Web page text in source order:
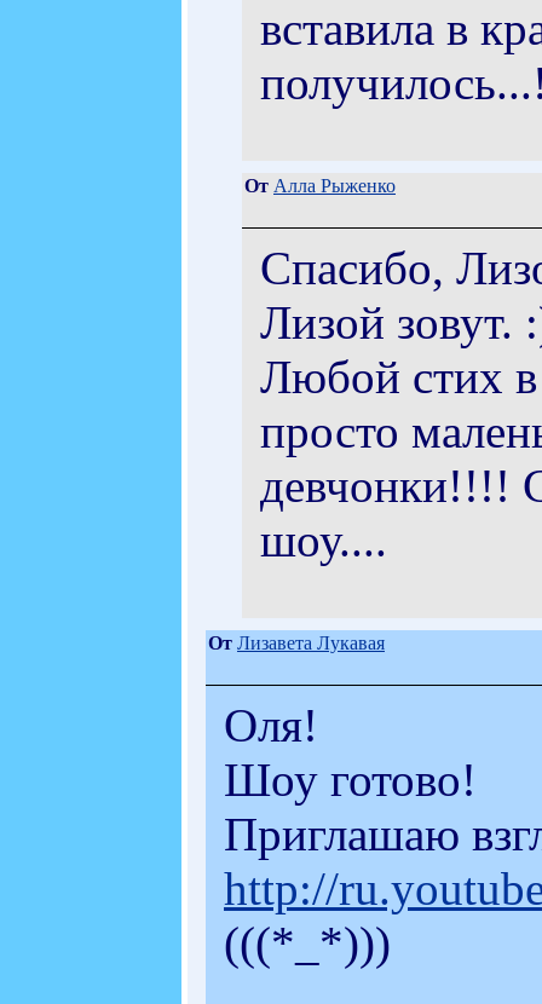
вставила в
От Алла Рыженко
Спасибо,
Лизой зовут.
Любой стих
просто
девчонки!!!!
шоу....
От Лизавета Лукавая
Оля!
Шоу готово!
Приглашаю
http://
(((*_*)))